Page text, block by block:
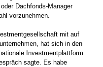
Dachfonds-Manager
vorzunehmen.
mit auf
hat sich in den
Investmentplattform
sagte. Es habe